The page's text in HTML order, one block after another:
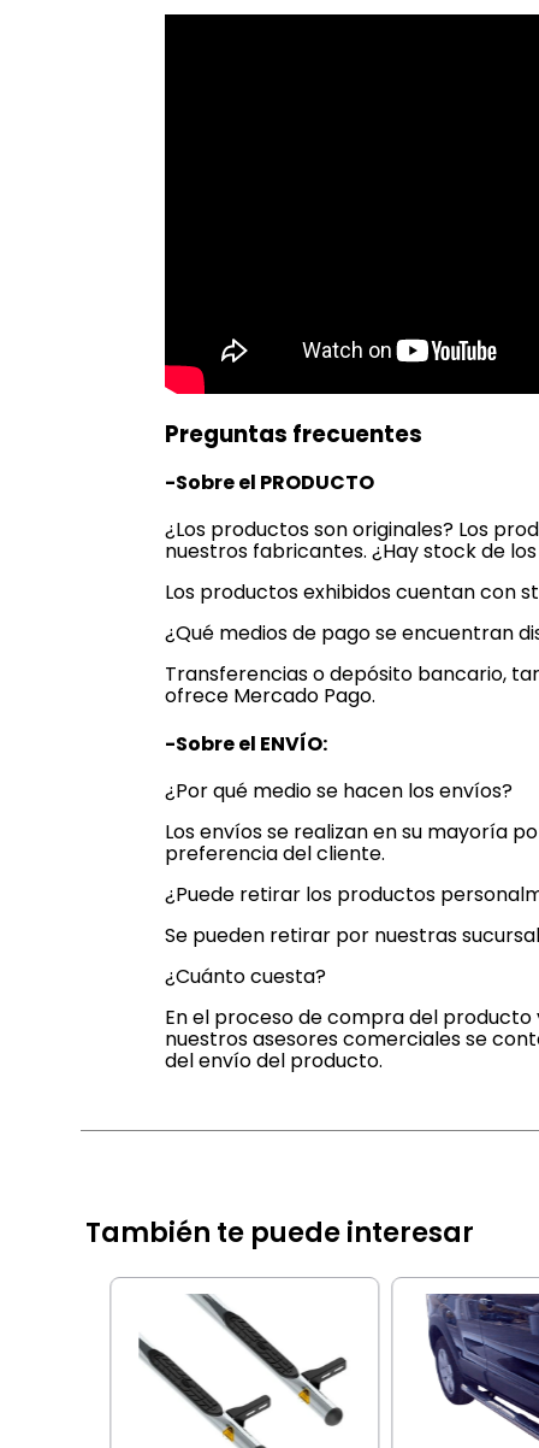
Preguntas frecuentes
-Sobre el PRODUCTO
¿Los productos son originales? Los
nuestros fabricantes. ¿Hay stock de
Los productos exhibidos cuentan con
¿Qué medios de pago se encuentran
Transferencias o depósito bancario,
ofrece Mercado Pago.
-Sobre el ENVÍO:
¿Por qué medio se hacen los envíos?
Los envíos se realizan en su mayoría
preferencia del cliente.
¿Puede retirar los productos
Se pueden retirar por nuestras
¿Cuánto cuesta?
En el proceso de compra del
nuestros asesores comerciales se
del envío del producto.
También te puede interesar